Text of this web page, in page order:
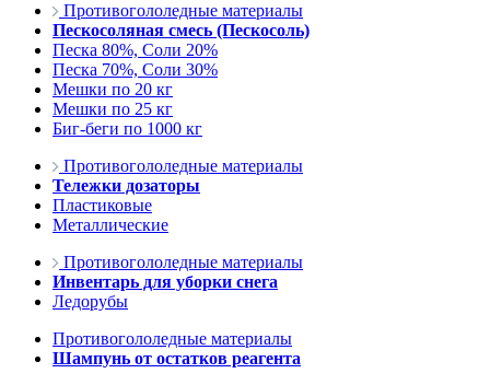
Противогололедные материалы
Пескосоляная смесь (Пескосоль)
Песка 80%, Соли 20%
Песка 70%, Соли 30%
Мешки по 20 кг
Мешки по 25 кг
Биг-беги по 1000 кг
Противогололедные материалы
Тележки дозаторы
Пластиковые
Металлические
Противогололедные материалы
Инвентарь для уборки снега
Ледорубы
Противогололедные материалы
Шампунь от остатков реагента